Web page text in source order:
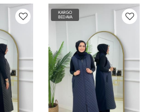
KARGO
BEDAVA